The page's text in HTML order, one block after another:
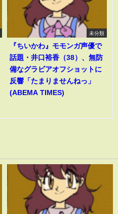
未分類
『ちいかわ』モモンガ声優で
話題・井口裕香（38）、無防
備なグラビアオフショットに
反響「たまりませんねっ」
(ABEMA TIMES)